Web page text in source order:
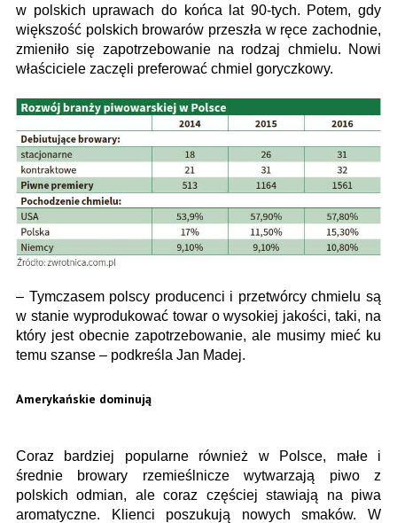
w polskich uprawach do końca lat 90-tych. Potem, gdy
większość polskich browarów przeszła w ręce zachodnie,
zmieniło się zapotrzebowanie na rodzaj chmielu. Nowi
właściciele zaczęli preferować chmiel goryczkowy.
– Tymczasem polscy producenci i przetwórcy chmielu są
w stanie wyprodukować towar o wysokiej jakości, taki, na
który jest obecnie zapotrzebowanie, ale musimy mieć ku
temu szanse – podkreśla Jan Madej.
Amerykańskie dominują
Coraz bardziej popularne również w Polsce, małe i
średnie browary rzemieślnicze wytwarzają piwo z
polskich odmian, ale coraz częściej stawiają na piwa
aromatyczne. Klienci poszukują nowych smaków. W